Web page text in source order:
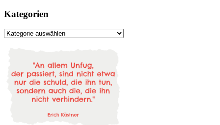
Kategorien
Kategorien